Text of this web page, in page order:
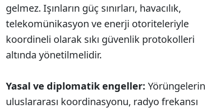
gelmez. Işınların güç sınırları, havacılık,
telekomünikasyon ve enerji otoriteleriyle
koordineli olarak sıkı güvenlik protokolleri
altında yönetilmelidir.
Yasal ve diplomatik engeller: Yörüngelerin
uluslararası koordinasyonu, radyo frekansı